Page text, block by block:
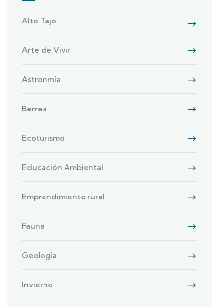
Alto Tajo
Arte de Vivir
Astronmía
Berrea
Ecoturismo
Educación Ambiental
Emprendimiento rural
Fauna
Geología
Invierno